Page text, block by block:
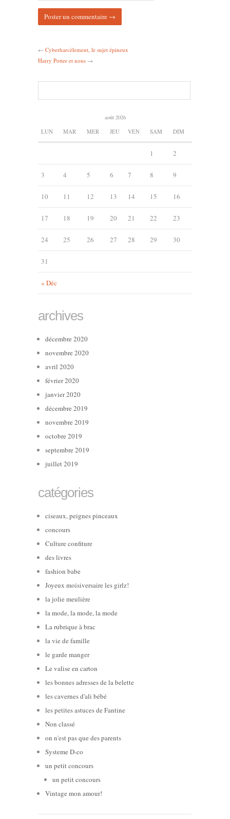
← Cyberharcèlement, le sujet épineux
Harry Potter et nous →
août 2026
LUN MAR MER JEU VEN SAM DIM
« Déc
1 2
3 4 5 6 7 8 9
10 11 12 13 14 15 16
17 18 19 20 21 22 23
24 25 26 27 28 29 30
31
archives
décembre 2020
novembre 2020
avril 2020
février 2020
janvier 2020
décembre 2019
novembre 2019
octobre 2019
septembre 2019
juillet 2019
catégories
ciseaux, peignes pinceaux
concours
Culture confiture
des livres
fashion babe
Joyeux moisiversaire les girlz!
la jolie meulière
la mode, la mode, la mode
La rubrique à brac
la vie de famille
le garde manger
Le valise en carton
les bonnes adresses de la belette
les cavernes d'ali bébé
les petites astuces de Fantine
Non classé
on n'est pas que des parents
Systeme D-co
un petit concours
un petit concours
Vintage mon amour!